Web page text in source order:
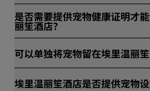
否，埃里温丽笙酒店对宠物在公共
是否需要提供宠物健康证明才
丽笙酒店？
可以单独将宠物留在埃里温丽
或系上栓绳。
埃里温丽笙酒店是否提供宠物设